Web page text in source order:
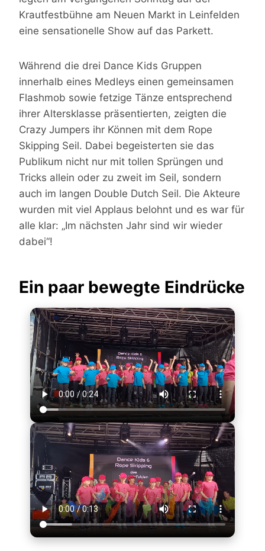
Krautfestbühne am Neuen Markt in Leinfelden
eine sensationelle Show auf das Parkett.
Während die drei Dance Kids Gruppen
innerhalb eines Medleys einen gemeinsamen
Flashmob sowie fetzige Tänze entsprechend
ihrer Altersklasse präsentierten, zeigten die
Crazy Jumpers ihr Können mit dem Rope
Skipping Seil. Dabei begeisterten sie das
Publikum nicht nur mit tollen Sprüngen und
Tricks allein oder zu zweit im Seil, sondern
auch im langen Double Dutch Seil. Die Akteure
wurden mit viel Applaus belohnt und es war für
alle klar: „Im nächsten Jahr sind wir wieder
dabei“!
Ein paar bewegte Eindrücke